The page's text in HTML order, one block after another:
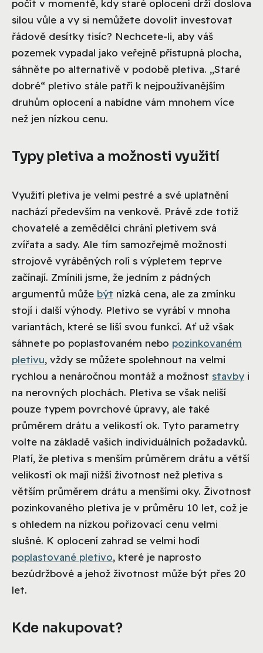
počít v momentě, kdy staré oplocení drží doslova
silou vůle a vy si nemůžete dovolit investovat
řádově desítky tisíc? Nechcete-li, aby váš
pozemek vypadal jako veřejně přístupná plocha,
sáhněte po alternativě v podobě pletiva. „Staré
dobré“ pletivo stále patří k nejpoužívanějším
druhům oplocení a nabídne vám mnohem více
než jen nízkou cenu.
Typy pletiva a možnosti využití
Využití pletiva je velmi pestré a své uplatnění
nachází především na venkově. Právě zde totiž
chovatelé a zemědělci chrání pletivem svá
zvířata a sady. Ale tím samozřejmě možnosti
strojově vyráběných rolí s výpletem teprve
začínají. Zmínili jsme, že jedním z pádných
argumentů může být nízká cena, ale za zmínku
stojí i další výhody. Pletivo se vyrábí v mnoha
variantách, které se liší svou funkcí. Ať už však
sáhnete po poplastovaném nebo pozinkovaném
pletivu, vždy se můžete spolehnout na velmi
rychlou a nenáročnou montáž a možnost stavby i
na nerovných plochách. Pletiva se však neliší
pouze typem povrchové úpravy, ale také
průměrem drátu a velikostí ok. Tyto parametry
volte na základě vašich individuálních požadavků.
Platí, že pletiva s menším průměrem drátu a větší
velikostí ok mají nižší životnost než pletiva s
větším průměrem drátu a menšími oky. Životnost
pozinkovaného pletiva je v průměru 10 let, což je
s ohledem na nízkou pořizovací cenu velmi
slušné. K oplocení zahrad se velmi hodí
poplastované pletivo, které je naprosto
bezúdržbové a jehož životnost může být přes 20
let.
Kde nakupovat?